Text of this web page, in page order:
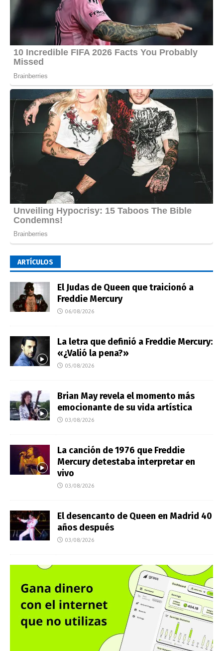
ARTÍCULOS
El Judas de Queen que traicionó a
Freddie Mercury
06/08/2026
La letra que definió a Freddie Mercury:
«¿Valió la pena?»
05/08/2026
Brian May revela el momento más
emocionante de su vida artística
03/08/2026
La canción de 1976 que Freddie
Mercury detestaba interpretar en
vivo
03/08/2026
El desencanto de Queen en Madrid 40
años después
03/08/2026